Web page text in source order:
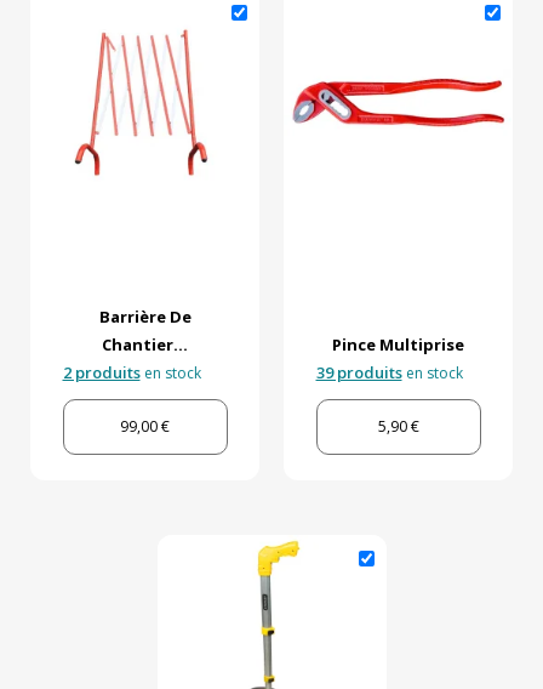
Barrière De
Chantier...
2 produitsen stock
99,00 €
Pince Multiprise
39 produitsen stock
5,90 €